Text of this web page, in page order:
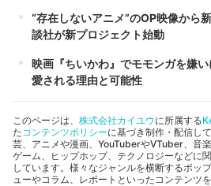
“存在しないアニメ”のOP映像か
談社が新プロジェクト始動
映画『ちいかわ』でモモンガを嫌
愛される理由と可能性
このページは、 株式会社カイユウに所属する
た コンテンツポリシーに基づき制作・配信し
芸、アニメや漫画、YouTuberやVTuber、音
ゲーム、ヒップホップ、テクノロジーなどに
しています。様々なジャンルを横断するポッ
ューやコラム、レポートといったコンテンツ